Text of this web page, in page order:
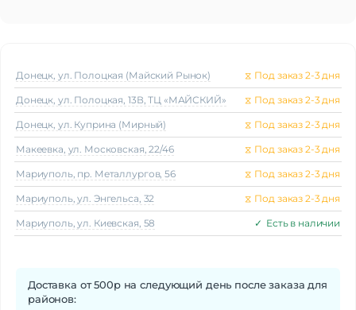
Донецк, ул. Полоцкая (Майский Рынок) ⧖ Под заказ 2-3 дня
Донецк, ул. Полоцкая, 13В, ТЦ «МАЙСКИЙ» ⧖ Под заказ 2-3 дня
Донецк, ул. Куприна (Мирный) ⧖ Под заказ 2-3 дня
Макеeвка, ул. Московская, 22/46 ⧖ Под заказ 2-3 дня
Мариуполь, пр. Металлургов, 56 ⧖ Под заказ 2-3 дня
Мариуполь, ул. Энгельса, 32 ⧖ Под заказ 2-3 дня
Мариуполь, ул. Киевская, 58 ✓ Есть в наличии
Доставка от 500р на следующий день после заказа для
районов: